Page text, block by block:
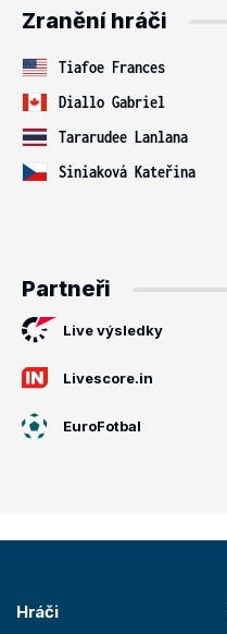
Zranění hráči
Tiafoe Frances
Diallo Gabriel
Tararudee Lanlana
Siniaková Kateřina
Partneři
Live výsledky
Livescore.in
EuroFotbal
Hráči